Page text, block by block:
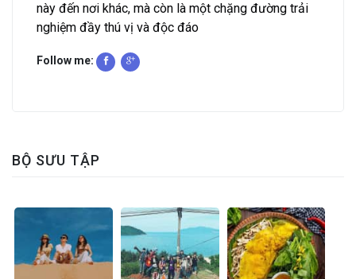
này đến nơi khác, mà còn là một chặng đường trải
nghiệm đầy thú vị và độc đáo
Follow me:
BỘ SƯU TẬP